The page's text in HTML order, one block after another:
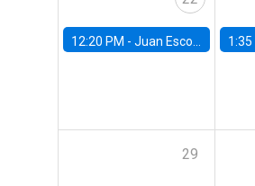
12:20 PM - Juan Escobar, Universidad de Chile 1:35
29